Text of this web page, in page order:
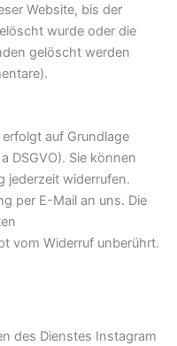
Website, bis der
wurde oder die
gelöscht werden
auf Grundlage
DSGVO). Sie können
jederzeit widerrufen.
per E-Mail an uns. Die
vom Widerruf unberührt.
des Dienstes Instagram